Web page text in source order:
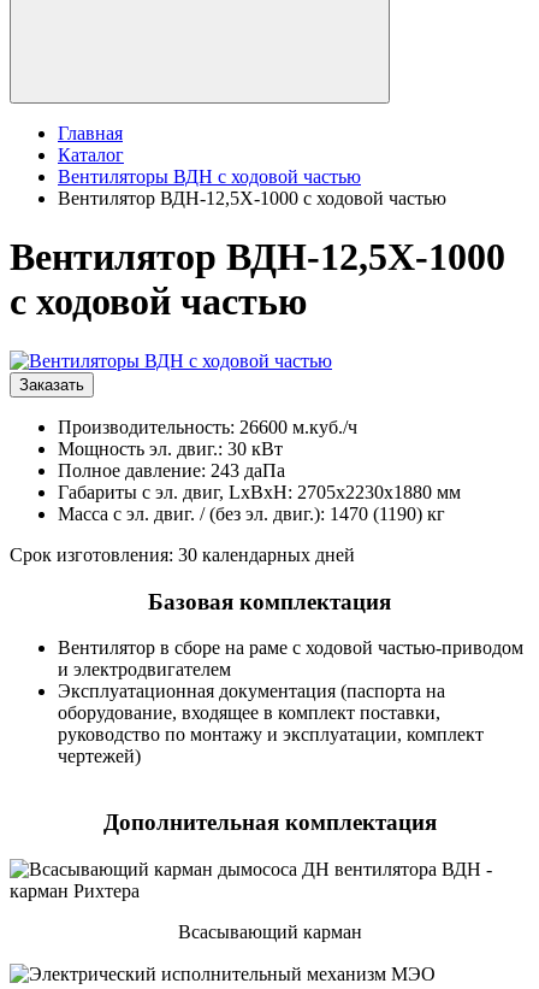
Главная
Каталог
Вентиляторы ВДН с ходовой частью
Вентилятор ВДН-12,5Х-1000 с ходовой частью
Вентилятор ВДН-12,5Х-1000
с ходовой частью
Заказать
Производительность: 26600 м.куб./ч
Мощность эл. двиг.: 30 кВт
Полное давление: 243 даПа
Габариты с эл. двиг, LxBxH: 2705х2230х1880 мм
Масса с эл. двиг. / (без эл. двиг.): 1470 (1190) кг
Срок изготовления: 30 календарных дней
Базовая комплектация
Вентилятор в сборе на раме с ходовой частью-приводом
и электродвигателем
Эксплуатационная документация (паспорта на
оборудование, входящее в комплект поставки,
руководство по монтажу и эксплуатации, комплект
чертежей)
Дополнительная комплектация
Всасывающий карман